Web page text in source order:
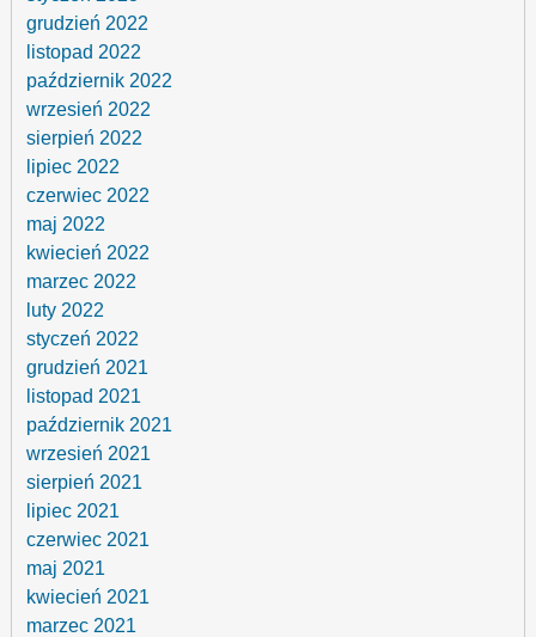
grudzień 2022
listopad 2022
październik 2022
wrzesień 2022
sierpień 2022
lipiec 2022
czerwiec 2022
maj 2022
kwiecień 2022
marzec 2022
luty 2022
styczeń 2022
grudzień 2021
listopad 2021
październik 2021
wrzesień 2021
sierpień 2021
lipiec 2021
czerwiec 2021
maj 2021
kwiecień 2021
marzec 2021